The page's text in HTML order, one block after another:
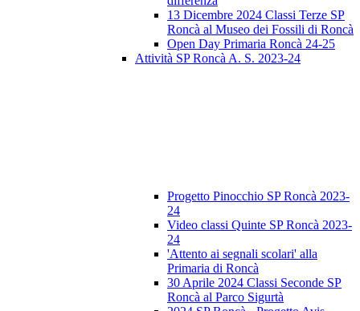
13 Dicembre 2024 Classi Terze SP
Roncà al Museo dei Fossili di Roncà
Open Day Primaria Roncà 24-25
Attività SP Roncà A. S. 2023-24
Progetto Pinocchio SP Roncà 2023-
24
Video classi Quinte SP Roncà 2023-
24
'Attento ai segnali scolari' alla
Primaria di Roncà
30 Aprile 2024 Classi Seconde SP
Roncà al Parco Sigurtà